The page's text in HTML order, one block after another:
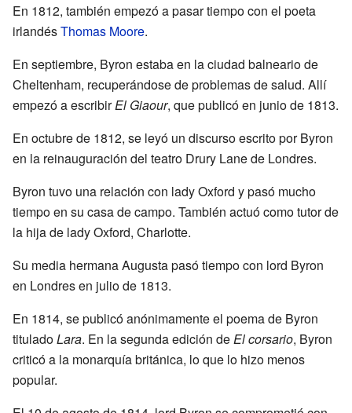
En 1812, también empezó a pasar tiempo con el poeta
irlandésThomas Moore.
En septiembre, Byron estaba en la ciudad balneario de
Cheltenham, recuperándose de problemas de salud. Allí
empezó a escribirEl Giaour, que publicó en junio de 1813.
En octubre de 1812, se leyó un discurso escrito por Byron
en la reinauguración del teatro Drury Lane de Londres.
Byron tuvo una relación con lady Oxford y pasó mucho
tiempo en su casa de campo. También actuó como tutor de
la hija de lady Oxford, Charlotte.
Su media hermana Augusta pasó tiempo con lord Byron
en Londres en julio de 1813.
En 1814, se publicó anónimamente el poema de Byron
tituladoLara. En la segunda edición de El corsario, Byron
criticó a la monarquía británica, lo que lo hizo menos
popular.